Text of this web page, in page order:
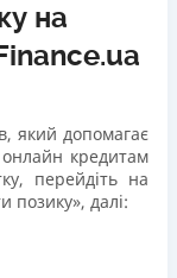
на
який допомагає
кредитам
перейдіть на
позику», далі: